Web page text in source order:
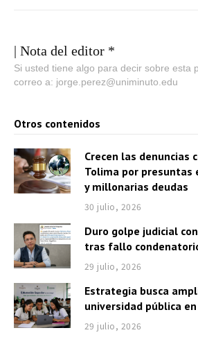
| Nota del editor *
Si usted tiene algo para decir sobre esta
correo a: jorge.perez@uniminuto.edu
Otros contenidos
Crecen las denuncias
Tolima por presuntas
y millonarias deudas
30 julio, 2026
Duro golpe judicial
tras fallo
29 julio, 2026
Estrategia busca
universidad pública
29 julio, 2026